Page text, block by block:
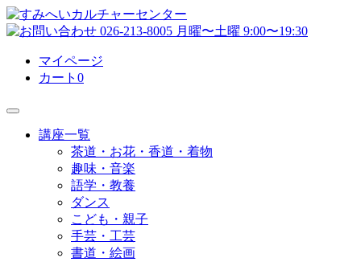
マイページ
カート 0
講座一覧
茶道・お花・香道・着物
趣味・音楽
語学・教養
ダンス
こども・親子
手芸・工芸
書道・絵画